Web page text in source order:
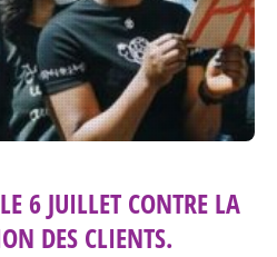
6 JUILLET CONTRE LA
DES CLIENTS.